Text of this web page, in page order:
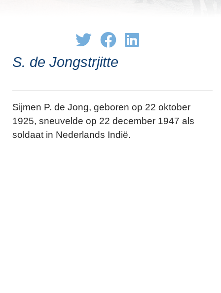
S. de Jongstrjitte
Sijmen P. de Jong, geboren op 22 oktober
1925, sneuvelde op 22 december 1947 als
soldaat in Nederlands Indië.